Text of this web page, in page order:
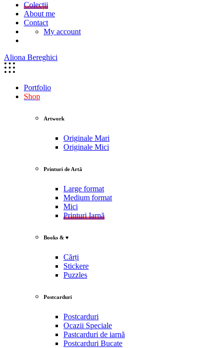
Colecții
About me
Contact
My account
Aliona Bereghici
Portfolio
Shop
Artwork
Originale Mari
Originale Mici
Printuri de Artă
Large format
Medium format
Mici
Printuri Iarnă
Books & ♥
Cărți
Stickere
Puzzles
Postcarduri
Postcarduri
Ocazii Speciale
Pastcarduri de iarnă
Postcarduri Bucate